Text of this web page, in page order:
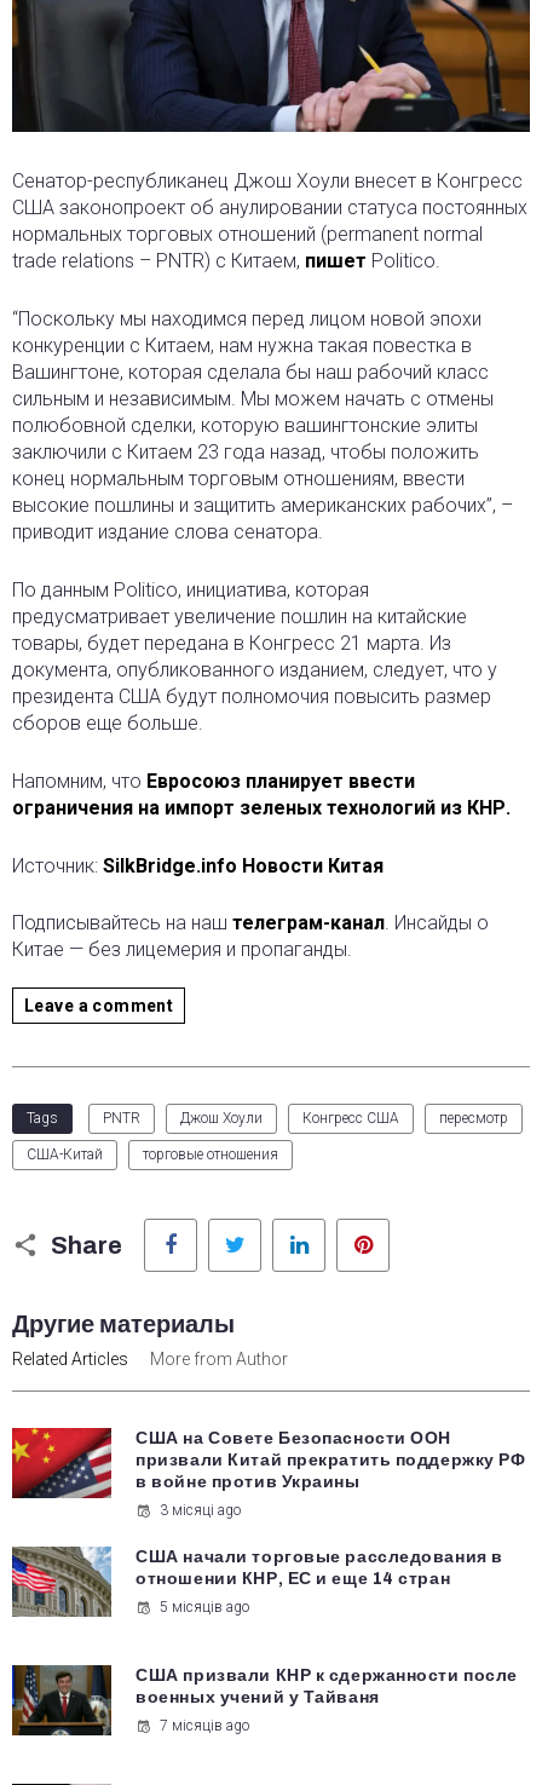
Сенатор-республиканец Джош Хоули внесет в Конгресс
США законопроект об анулировании статуса постоянных
нормальных торговых отношений (permanent normal
trade relations – PNTR) с Китаем, пишет Politico.
“Поскольку мы находимся перед лицом новой эпохи
конкуренции с Китаем, нам нужна такая повестка в
Вашингтоне, которая сделала бы наш рабочий класс
сильным и независимым. Мы можем начать с отмены
полюбовной сделки, которую вашингтонские элиты
заключили с Китаем 23 года назад, чтобы положить
конец нормальным торговым отношениям, ввести
высокие пошлины и защитить американских рабочих”, –
приводит издание слова сенатора.
По данным Politico, инициатива, которая
предусматривает увеличение пошлин на китайские
товары, будет передана в Конгресс 21 марта. Из
документа, опубликованного изданием, следует, что у
президента США будут полномочия повысить размер
сборов еще больше.
Напомним, что Евросоюз планирует ввести
ограничения на импорт зеленых технологий из КНР.
Источник: SilkBridge.info Новости Китая
Подписывайтесь на наш телеграм-канал. Инсайды о
Китае — без лицемерия и пропаганды.
Leave a comment
Tags PNTR Джош Хоули Конгресс США пересмотр
США-Китай торговые отношения
Share
Facebook Twitter LinkedIn
Другие материалы
Related Articles More from Author
США на Совете Безопасности ООН
призвали Китай прекратить поддержку РФ
в войне против Украины
3 місяці ago
США начали торговые расследования в
отношении КНР, ЕС и еще 14 стран
5 місяців ago
США призвали КНР к сдержанности после
военных учений у Тайваня
7 місяців ago